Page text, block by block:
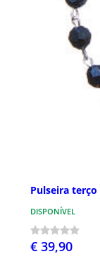
Pulseira
DISPONÍVEL
€ 39,90